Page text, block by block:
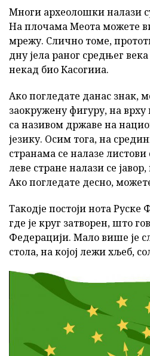
Многи археолошки налази
На плочама Меота можете
мрежу. Слично томе,
дну јела раног средњег
некад био Касогииа.
Ако погледате данас знак,
заокружену фигуру, на врху
са називом државе на
језику. Осим тога, на
странама се налазе листови
леве стране налази се
Ако погледате десно,
Такодје постоји нота Руске
где је круг затворен, што
Федерацији. Мало више је
стола, на којој лежи хљеб,